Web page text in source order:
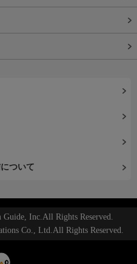
ついて
Inc.All Rights Reserved.
Co., Ltd.All Rights Reserved.